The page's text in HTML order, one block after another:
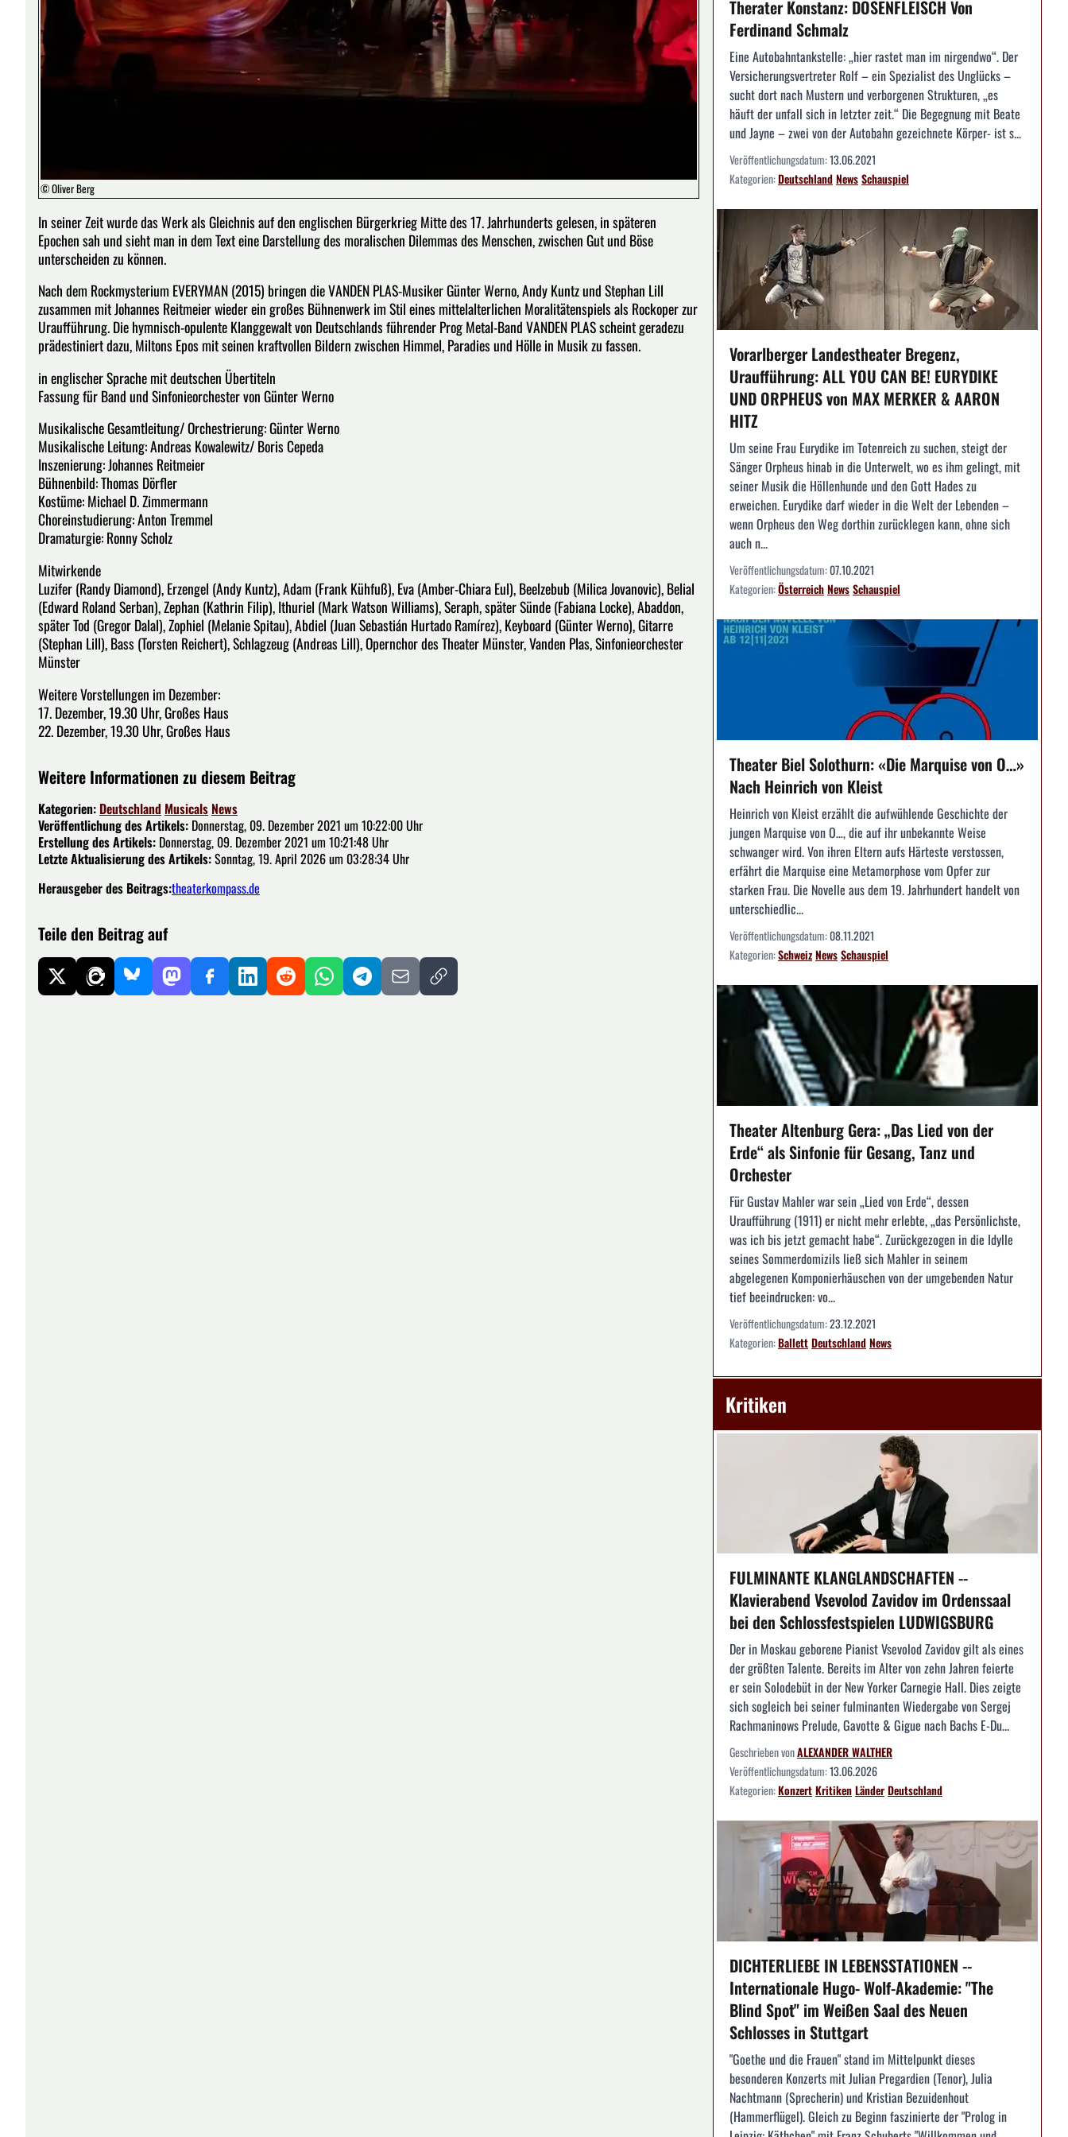
© Oliver Berg
In seiner Zeit wurde das Werk als Gleichnis auf den englischen Bürgerkrieg Mitte des 17. Jahrhunderts gelesen, in späteren
Epochen sah und sieht man in dem Text eine Darstellung des moralischen Dilemmas des Menschen, zwischen Gut und Böse
unterscheiden zu können.
Nach dem Rockmysterium EVERYMAN (2015) bringen die VANDEN PLAS-Musiker Günter Werno, Andy Kuntz und Stephan Lill
zusammen mit Johannes Reitmeier wieder ein großes Bühnenwerk im Stil eines mittelalterlichen Moralitätenspiels als Rockoper zur
Uraufführung. Die hymnisch-opulente Klanggewalt von Deutschlands führender Prog Metal-Band VANDEN PLAS scheint geradezu
prädestiniert dazu, Miltons Epos mit seinen kraftvollen Bildern zwischen Himmel, Paradies und Hölle in Musik zu fassen.
in englischer Sprache mit deutschen Übertiteln
Fassung für Band und Sinfonieorchester von Günter Werno
Musikalische Gesamtleitung/ Orchestrierung: Günter Werno
Musikalische Leitung: Andreas Kowalewitz/ Boris Cepeda
Inszenierung: Johannes Reitmeier
Bühnenbild: Thomas Dörfler
Kostüme: Michael D. Zimmermann
Choreinstudierung: Anton Tremmel
Dramaturgie: Ronny Scholz
Mitwirkende
Luzifer (Randy Diamond), Erzengel (Andy Kuntz), Adam (Frank Kühfuß), Eva (Amber-Chiara Eul), Beelzebub (Milica Jovanovic), Belial
(Edward Roland Serban), Zephan (Kathrin Filip), Ithuriel (Mark Watson Williams), Seraph, später Sünde (Fabiana Locke), Abaddon,
später Tod (Gregor Dalal), Zophiel (Melanie Spitau), Abdiel (Juan Sebastián Hurtado Ramírez), Keyboard (Günter Werno), Gitarre
(Stephan Lill), Bass (Torsten Reichert), Schlagzeug (Andreas Lill), Opernchor des Theater Münster, Vanden Plas, Sinfonieorchester
Münster
Weitere Vorstellungen im Dezember:
17. Dezember, 19.30 Uhr, Großes Haus
22. Dezember, 19.30 Uhr, Großes Haus
Weitere Informationen zu diesem Beitrag
Kategorien: Deutschland Musicals News
Veröffentlichung des Artikels: Donnerstag, 09. Dezember 2021 um 10:22:00 Uhr
Erstellung des Artikels: Donnerstag, 09. Dezember 2021 um 10:21:48 Uhr
Letzte Aktualisierung des Artikels:Sonntag, 19. April 2026 um 03:28:34 Uhr
Herausgeber des Beitrags:theaterkompass.de
Teile den Beitrag auf
Therater Konstanz: DOSENFLEISCH Von
Ferdinand Schmalz
Eine Autobahntankstelle: „hier rastet man im nirgendwo“. Der
Versicherungsvertreter Rolf – ein Spezialist des Unglücks –
sucht dort nach Mustern und verborgenen Strukturen, „es
häuft der unfall sich in letzter zeit.“ Die Begegnung mit Beate
und Jayne – zwei von der Autobahn gezeichnete Körper- ist s...
Veröffentlichungsdatum:13.06.2021
Kategorien:DeutschlandNewsSchauspiel
Vorarlberger Landestheater Bregenz,
Uraufführung: ALL YOU CAN BE! EURYDIKE
UND ORPHEUS von MAX MERKER & AARON
HITZ
Um seine Frau Eurydike im Totenreich zu suchen, steigt der
Sänger Orpheus hinab in die Unterwelt, wo es ihm gelingt, mit
seiner Musik die Höllenhunde und den Gott Hades zu
erweichen. Eurydike darf wieder in die Welt der Lebenden –
wenn Orpheus den Weg dorthin zurücklegen kann, ohne sich
auch n...
Veröffentlichungsdatum:07.10.2021
Kategorien:ÖsterreichNewsSchauspiel
Theater Biel Solothurn: «Die Marquise von O…»
Nach Heinrich von Kleist
Heinrich von Kleist erzählt die aufwühlende Geschichte der
jungen Marquise von O…, die auf ihr unbekannte Weise
schwanger wird. Von ihren Eltern aufs Härteste verstossen,
erfährt die Marquise eine Metamorphose vom Opfer zur
starken Frau. Die Novelle aus dem 19. Jahrhundert handelt von
unterschiedlic...
Veröffentlichungsdatum:08.11.2021
Kategorien:SchweizNewsSchauspiel
Theater Altenburg Gera: „Das Lied von der
Erde“ als Sinfonie für Gesang, Tanz und
Orchester
Für Gustav Mahler war sein „Lied von Erde“, dessen
Uraufführung (1911) er nicht mehr erlebte, „das Persönlichste,
was ich bis jetzt gemacht habe“. Zurückgezogen in die Idylle
seines Sommerdomizils ließ sich Mahler in seinem
abgelegenen Komponierhäuschen von der umgebenden Natur
tief beeindrucken: vo...
Veröffentlichungsdatum:23.12.2021
Kategorien:BallettDeutschlandNews
Kritiken
FULMINANTE KLANGLANDSCHAFTEN --
Klavierabend Vsevolod Zavidov im Ordenssaal
bei den Schlossfestspielen LUDWIGSBURG
Der in Moskau geborene Pianist Vsevolod Zavidov gilt als eines
der größten Talente. Bereits im Alter von zehn Jahren feierte
er sein Solodebüt in der New Yorker Carnegie Hall. Dies zeigte
sich sogleich bei seiner fulminanten Wiedergabe von Sergej
Rachmaninows Prelude, Gavotte & Gigue nach Bachs E-Du...
Geschrieben vonALEXANDER WALTHER
Veröffentlichungsdatum:13.06.2026
Kategorien:KonzertKritikenLänderDeutschland
DICHTERLIEBE IN LEBENSSTATIONEN --
Internationale Hugo- Wolf-Akademie: "The
Blind Spot" im Weißen Saal des Neuen
Schlosses in Stuttgart
"Goethe und die Frauen" stand im Mittelpunkt dieses
besonderen Konzerts mit Julian Pregardien (Tenor), Julia
Nachtmann (Sprecherin) und Kristian Bezuidenhout
(Hammerflügel). Gleich zu Beginn faszinierte der "Prolog in